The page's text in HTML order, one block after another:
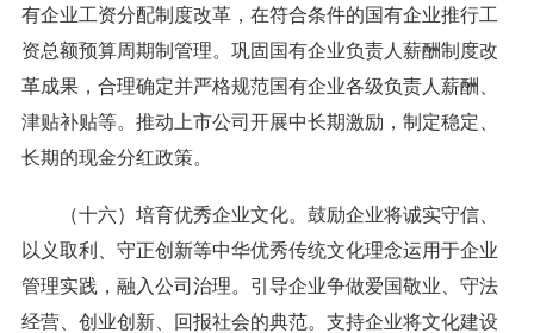
有企业工资分配制度改革，在符合条件的国有企业推行工
资总额预算周期制管理。巩固国有企业负责人薪酬制度改
革成果，合理确定并严格规范国有企业各级负责人薪酬、
津贴补贴等。推动上市公司开展中长期激励，制定稳定、
长期的现金分红政策。
（十六）培育优秀企业文化。鼓励企业将诚实守信、
以义取利、守正创新等中华优秀传统文化理念运用于企业
管理实践，融入公司治理。引导企业争做爱国敬业、守法
经营、创业创新、回报社会的典范。支持企业将文化建设